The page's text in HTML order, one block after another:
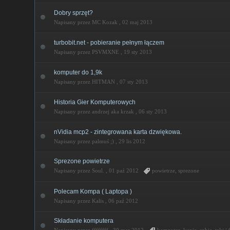
Dobry sprzęt?
Napisany przez MC Kozak ,02 maj 2013
turbobit.net - pobieranie pełnym łączem
Napisany przez PSVMXNE , 19 sty 2013
komputer do 1,9k
Napisany przez HITMAN ,07 sty 2013
Historia Gier Komputerowych
Napisany przez andrzej aka krzak ,06 sty 2013
nVidia mcp2 - zintegrowana karta dzwiękowa.
Napisany przez palmuś ;) , 29 lis 2012
Sprezone powietrze
Napisany przez Soul. ,01 paź 2012 powietrze ,sprezone
Polecam Kompa ( Laptopa )
Napisany przez Kalis ,06 paź 2012
Składanie komputera